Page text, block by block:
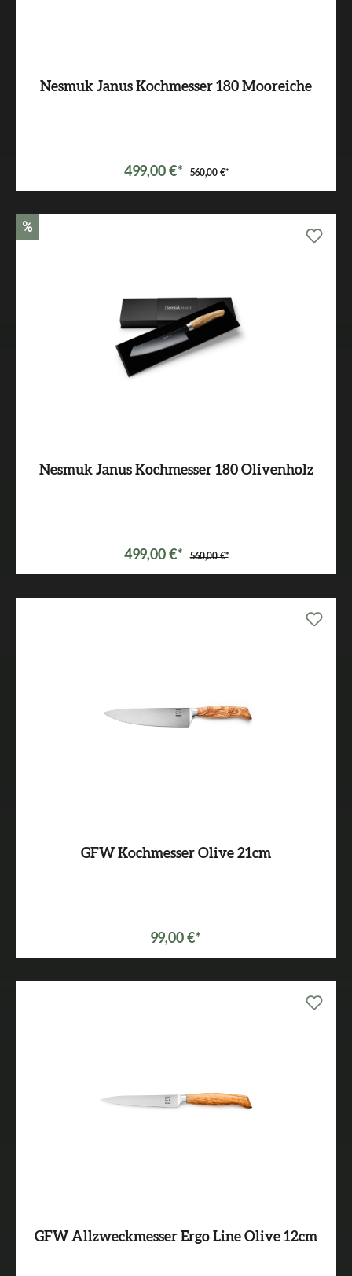
Nesmuk Janus Kochmesser 180 Mooreiche
499,00 €* 560,00 €*
%
Nesmuk Janus Kochmesser 180 Olivenholz
499,00 €* 560,00 €*
GFW Kochmesser Olive 21cm
99,00 €*
GFW Allzweckmesser Ergo Line Olive 12cm